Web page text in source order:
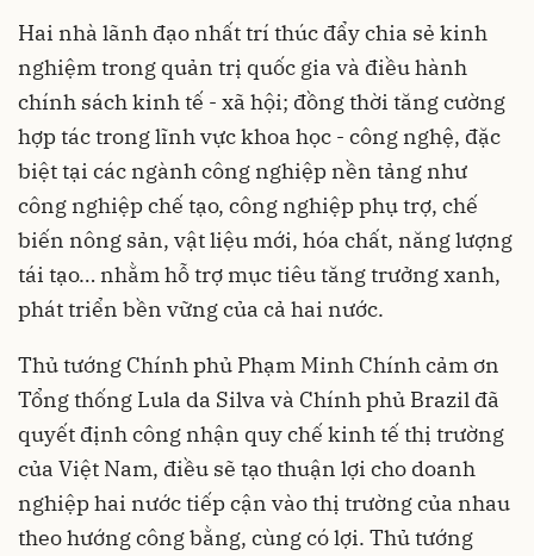
Hai nhà lãnh đạo nhất trí thúc đẩy chia sẻ kinh
nghiệm trong quản trị quốc gia và điều hành
chính sách kinh tế - xã hội; đồng thời tăng cường
hợp tác trong lĩnh vực khoa học - công nghệ, đặc
biệt tại các ngành công nghiệp nền tảng như
công nghiệp chế tạo, công nghiệp phụ trợ, chế
biến nông sản, vật liệu mới, hóa chất, năng lượng
tái tạo… nhằm hỗ trợ mục tiêu tăng trưởng xanh,
phát triển bền vững của cả hai nước.
Thủ tướng Chính phủ Phạm Minh Chính cảm ơn
Tổng thống Lula da Silva và Chính phủ Brazil đã
quyết định công nhận quy chế kinh tế thị trường
của Việt Nam, điều sẽ tạo thuận lợi cho doanh
nghiệp hai nước tiếp cận vào thị trường của nhau
theo hướng công bằng, cùng có lợi. Thủ tướng